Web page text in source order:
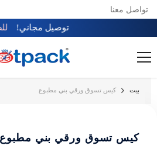
تخطي إلى المحتوى
تواصل معنا
توصيل مجاني!
بيت كيس تسوق ورقي بني مطبوع
كيس تسوق ورقي بني مطبوع